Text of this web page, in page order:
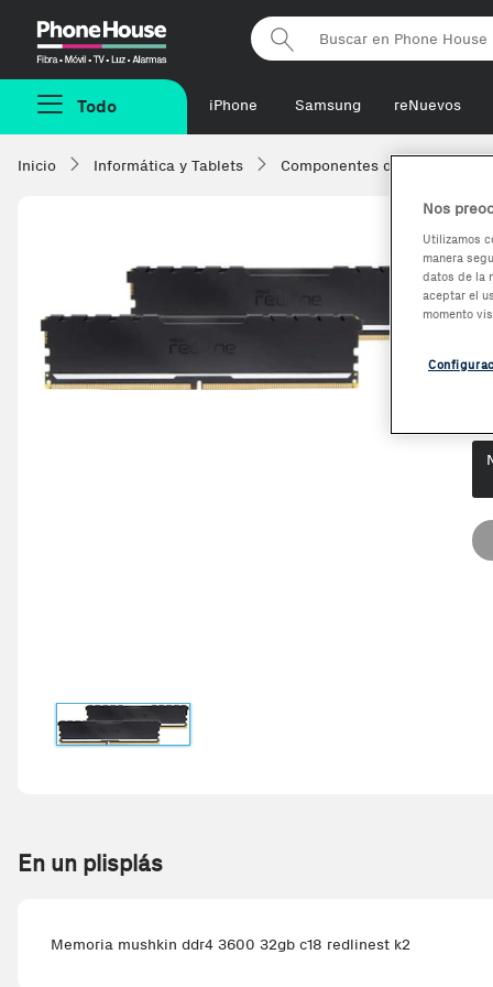
Phonehouse
Todo iPhone Samsung reNuevos
Inicio Informática y Tablets Componentes de ordenadores
En un plisplás
Memoria mushkin ddr4 3600 32gb c18 redlinest k2
Nos
Utilizamos
manera
datos de la
aceptar el
momento